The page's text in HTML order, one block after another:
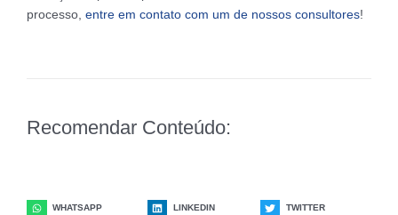
processo, entre em contato com um de nossos consultores!
Recomendar Conteúdo:
WHATSAPP LINKEDIN TWITTER